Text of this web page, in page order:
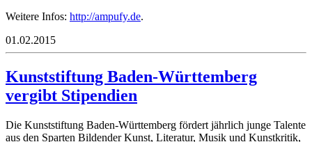
Weitere Infos: http://ampufy.de.
01.02.2015
Kunststiftung Baden-Württemberg
vergibt Stipendien
Die Kunststiftung Baden-Württemberg fördert jährlich junge Talente
aus den Sparten Bildender Kunst, Literatur, Musik und Kunstkritik,